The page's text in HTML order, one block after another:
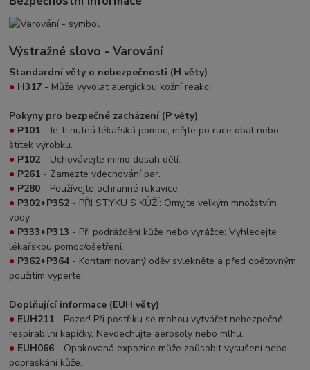
Výstražné slovo - Varování
Standardní věty o nebezpečnosti (H věty)
● H317 - Může vyvolat alergickou kožní reakci.
Pokyny pro bezpečné zacházení (P věty)
● P101 - Je-li nutná lékařská pomoc, mějte po ruce obal nebo
štítek výrobku.
● P102 - Uchovávejte mimo dosah dětí.
● P261 - Zamezte vdechování par.
● P280 - Používejte ochranné rukavice.
● P302+P352 - PŘI STYKU S KŮŽÍ: Omyjte velkým množstvím
vody.
● P333+P313 - Při podráždění kůže nebo vyrážce: Vyhledejte
lékařskou pomoc/ošetření.
● P362+P364 - Kontaminovaný oděv svlékněte a před opětovným
použitím vyperte.
Doplňující informace (EUH věty)
● EUH211 - Pozor! Při postřiku se mohou vytvářet nebezpečné
respirabilní kapičky. Nevdechujte aerosoly nebo mlhu.
● EUH066 - Opakovaná expozice může způsobit vysušení nebo
popraskání kůže.